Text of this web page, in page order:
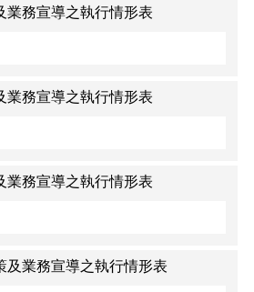
業務宣導之執行情形表
業務宣導之執行情形表
業務宣導之執行情形表
及業務宣導之執行情形表